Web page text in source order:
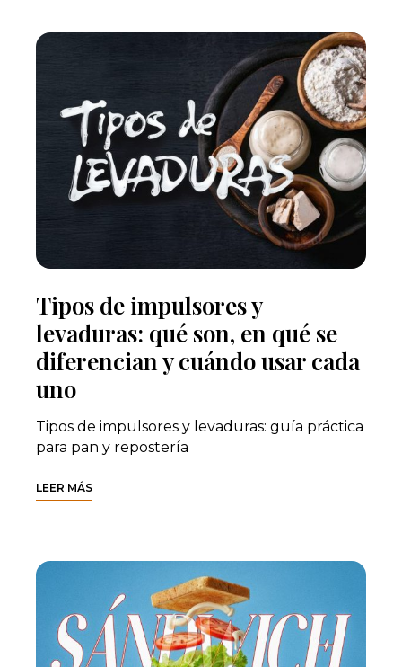
Tipos de impulsores y
levaduras: qué son, en qué se
diferencian y cuándo usar cada
uno
Tipos de impulsores y levaduras: guía práctica
para pan y repostería
LEER MÁS